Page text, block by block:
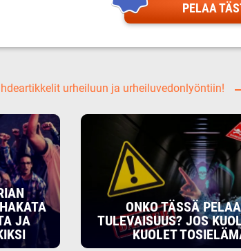
PELAA
urheiluun ja urheiluvedonlyöntiin!
JA
ONKO TÄSSÄ
TULEVAISUUS? JOS
KUOLET